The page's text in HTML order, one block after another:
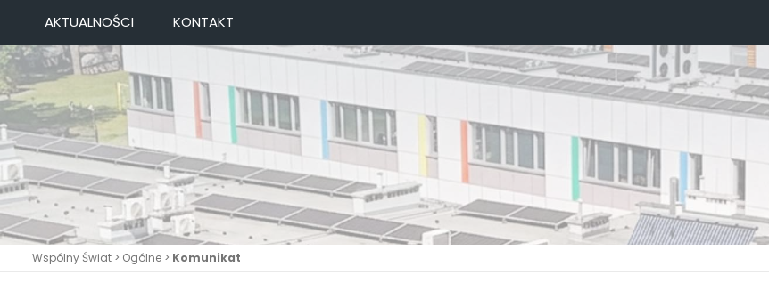
AKTUALNOŚCI
KONTAKT
Wspólny Świat > Ogólne > Komunikat